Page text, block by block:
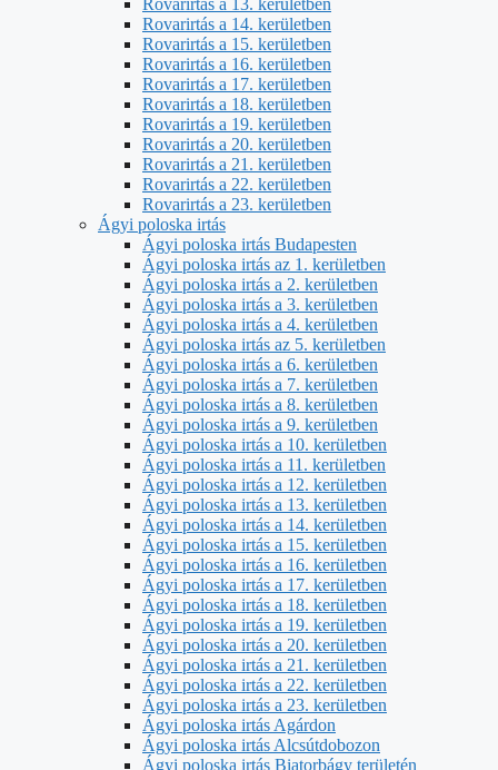
Rovarirtás a 13. kerületben
Rovarirtás a 14. kerületben
Rovarirtás a 15. kerületben
Rovarirtás a 16. kerületben
Rovarirtás a 17. kerületben
Rovarirtás a 18. kerületben
Rovarirtás a 19. kerületben
Rovarirtás a 20. kerületben
Rovarirtás a 21. kerületben
Rovarirtás a 22. kerületben
Rovarirtás a 23. kerületben
Ágyi poloska irtás
Ágyi poloska irtás Budapesten
Ágyi poloska irtás az 1. kerületben
Ágyi poloska irtás a 2. kerületben
Ágyi poloska irtás a 3. kerületben
Ágyi poloska irtás a 4. kerületben
Ágyi poloska irtás az 5. kerületben
Ágyi poloska irtás a 6. kerületben
Ágyi poloska irtás a 7. kerületben
Ágyi poloska irtás a 8. kerületben
Ágyi poloska irtás a 9. kerületben
Ágyi poloska irtás a 10. kerületben
Ágyi poloska irtás a 11. kerületben
Ágyi poloska irtás a 12. kerületben
Ágyi poloska irtás a 13. kerületben
Ágyi poloska irtás a 14. kerületben
Ágyi poloska irtás a 15. kerületben
Ágyi poloska irtás a 16. kerületben
Ágyi poloska irtás a 17. kerületben
Ágyi poloska irtás a 18. kerületben
Ágyi poloska irtás a 19. kerületben
Ágyi poloska irtás a 20. kerületben
Ágyi poloska irtás a 21. kerületben
Ágyi poloska irtás a 22. kerületben
Ágyi poloska irtás a 23. kerületben
Ágyi poloska irtás Agárdon
Ágyi poloska irtás Alcsútdobozon
Ágyi poloska irtás Biatorbágy területén